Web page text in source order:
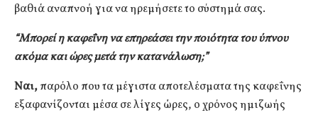
βαθιά αναπνοή για να ηρεμήσετε το σύστημά σας.
“Μπορεί η καφεΐνη να επηρεάσει την ποιότητα του ύπνου
ακόμα και ώρες μετά την κατανάλωση;”
Ναι,παρόλο που τα μέγιστα αποτελέσματα της καφεΐνης
εξαφανίζονται μέσα σε λίγες ώρες, ο χρόνος ημιζωής